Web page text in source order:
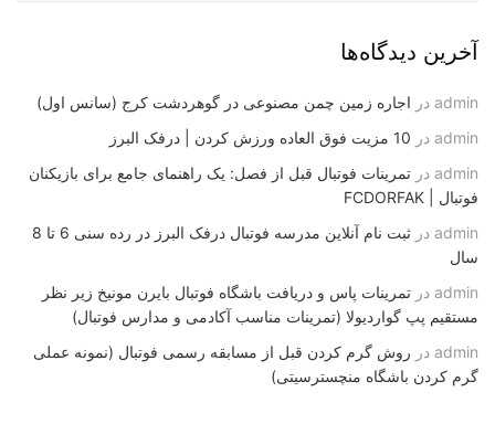
آخرین دیدگاه‌ها
admin در اجاره زمین چمن مصنوعی در گوهردشت کرج (سانس اول)
admin در 10 مزیت فوق العاده ورزش کردن | درفک البرز
admin در تمرینات فوتبال قبل از فصل: یک راهنمای جامع برای بازیکنان
فوتبال | FCDORFAK
admin در
ثبت نام آنلاین مدرسه فوتبال درفک البرز در رده سنی 6 تا 8
سال
admin در تمرینات پاس و دریافت باشگاه فوتبال بایرن مونیخ زیر نظر
مستقیم پپ گواردیولا (تمرینات مناسب آکادمی و مدارس فوتبال)
admin در روش گرم کردن قبل از مسابقه رسمی فوتبال (نمونه عملی
گرم کردن باشگاه منچسترسیتی)